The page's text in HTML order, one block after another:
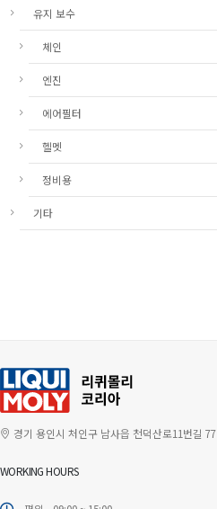
유지 보수
체인
엔진
에어필터
헬멧
정비용
기타
경기 용인시 처인구 남사읍 천덕산로11번길 77
WORKING HOURS